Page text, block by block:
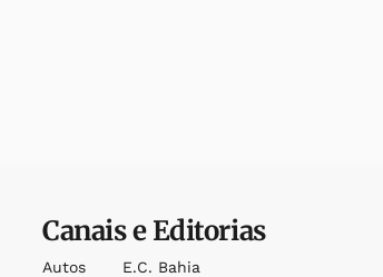
Canais e Editorias
Autos
E.c. Bahia